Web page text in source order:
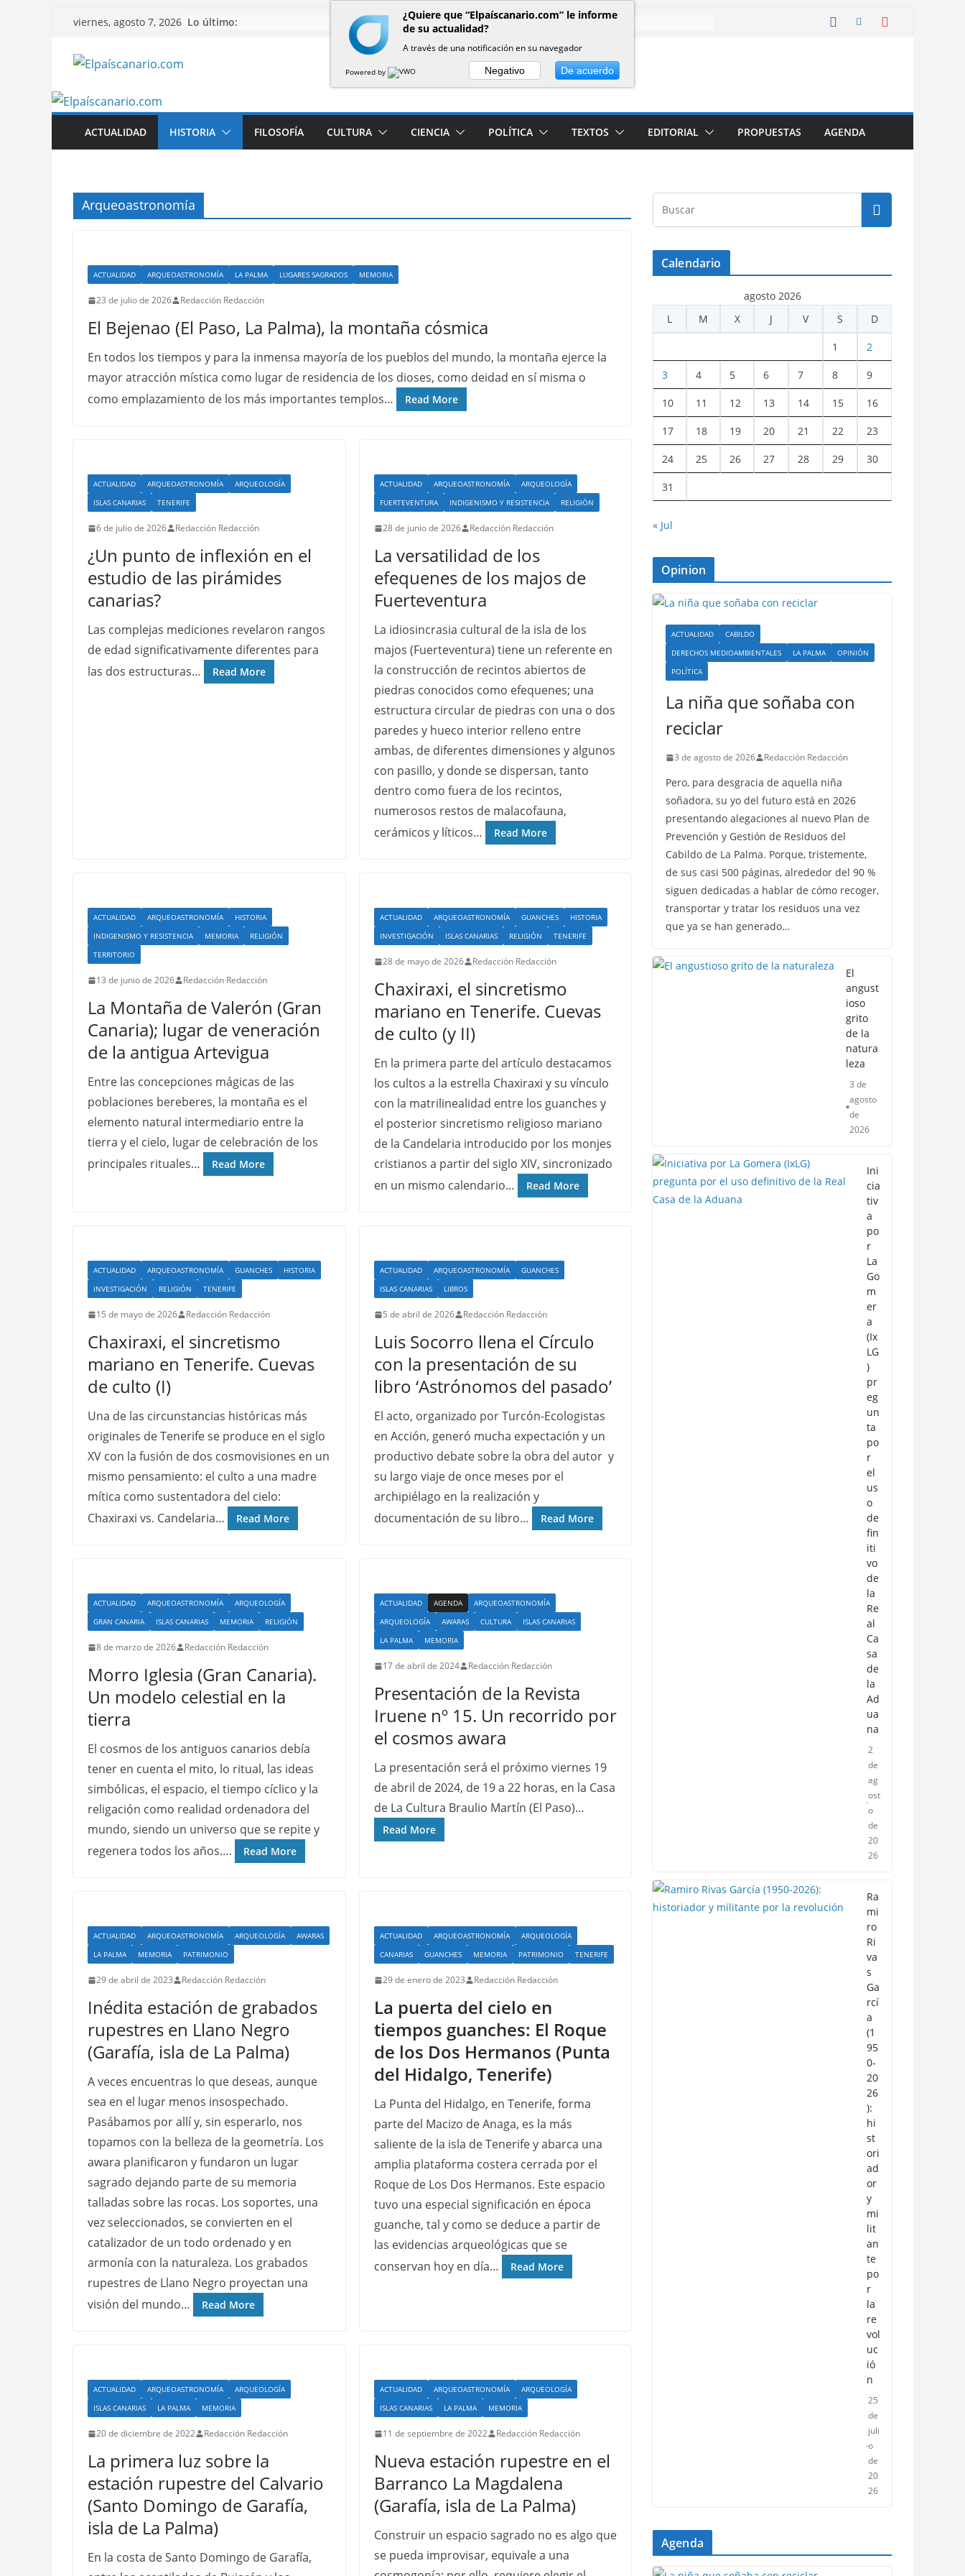
Saltar
contenido
viernes, agosto 7, 2026 Lo último:
ACTUALIDAD HISTORIA FILOSOFÍA CULTURA CIENCIA POLÍTICA TEXTOS EDITORIAL PROPUESTAS AGENDA
Arqueoastronomía
ACTUALIDAD ARQUEOASTRONOMÍA LA PALMA LUGARES SAGRADOS MEMORIA
23 de julio de 2026 Redacción Redacción
El Bejenao (El Paso, La Palma), la montaña cósmica
En todos los tiempos y para la inmensa mayoría de los pueblos del mundo, la montaña ejerce la
mayor atracción mística como lugar de residencia de los dioses, como deidad en sí misma o
como emplazamiento de los más importantes templos…
Read More
ACTUALIDAD ARQUEOASTRONOMÍA
ARQUEOLOGÍA
ISLAS CANARIAS
TENERIFE
6 de julio de 2026 Redacción Redacción
¿Un punto de inflexión en el
estudio de las pirámides
canarias?
Las complejas mediciones revelaron rangos
de edad significativamente diferentes para
las dos estructuras…
Read More
ACTUALIDAD ARQUEOASTRONOMÍA
ARQUEOLOGÍA
FUERTEVENTURA
INDIGENISMO Y RESISTENCIA RELIGIÓN
28 de junio de 2026 Redacción Redacción
La versatilidad de los
efequenes de los majos de
Fuerteventura
La idiosincrasia cultural de la isla de los
majos (Fuerteventura) tiene un referente en
la construcción de recintos abiertos de
piedras conocidos como efequenes; una
estructura circular de piedras con una o dos
paredes y hueco interior relleno entre
ambas, de diferentes dimensiones y algunos
con pasillo, y donde se dispersan, tanto
dentro como fuera de los recintos,
numerosos restos de malacofauna,
cerámicos y líticos…
Read More
ACTUALIDAD ARQUEOASTRONOMÍA
HISTORIA
INDIGENISMO Y RESISTENCIA
MEMORIA
RELIGIÓN
TERRITORIO
13 de junio de 2026 Redacción Redacción
La Montaña de Valerón (Gran
Canaria); lugar de veneración
de la antigua Artevigua
Entre las concepciones mágicas de las
poblaciones bereberes, la montaña es el
elemento natural intermediario entre la
tierra y el cielo, lugar de celebración de los
principales rituales…
Read More
ACTUALIDAD ARQUEOASTRONOMÍA GUANCHES
HISTORIA
INVESTIGACIÓN
ISLAS CANARIAS RELIGIÓN TENERIFE
28 de mayo de 2026 Redacción Redacción
Chaxiraxi, el sincretismo
mariano en Tenerife. Cuevas
de culto (y II)
En la primera parte del artículo destacamos
los cultos a la estrella Chaxiraxi y su vínculo
con la matrilinealidad entre los guanches y
el posterior sincretismo religioso mariano
de la Candelaria introducido por los monjes
cristianos a partir del siglo XIV, sincronizado
en un mismo calendario…
Read More
ACTUALIDAD ARQUEOASTRONOMÍA GUANCHES
HISTORIA
INVESTIGACIÓN
RELIGIÓN TENERIFE
15 de mayo de 2026 Redacción Redacción
Chaxiraxi, el sincretismo
mariano en Tenerife. Cuevas
de culto (I)
Una de las circunstancias históricas más
originales de Tenerife se produce en el siglo
XV con la fusión de dos cosmovisiones en un
mismo pensamiento: el culto a una madre
mítica como sustentadora del cielo:
Chaxiraxi vs. Candelaria…
Read More
ACTUALIDAD ARQUEOASTRONOMÍA
GUANCHES
ISLAS CANARIAS
LIBROS
5 de abril de 2026 Redacción Redacción
Luis Socorro llena el Círculo
con la presentación de su
libro ‘Astrónomos del pasado’
El acto, organizado por Turcón-Ecologistas
en Acción, generó mucha expectación y un
productivo debate sobre la obra del autor y
su largo viaje de once meses por el
archipiélago en la realización y
documentación de su libro…
Read More
ACTUALIDAD ARQUEOASTRONOMÍA
ARQUEOLOGÍA
GRAN CANARIA
ISLAS CANARIAS MEMORIA RELIGIÓN
8 de marzo de 2026 Redacción Redacción
Morro Iglesia (Gran Canaria).
Un modelo celestial en la
tierra
El cosmos de los antiguos canarios debía
tener en cuenta el mito, lo ritual, las ideas
simbólicas, el espacio, el tiempo cíclico y la
religación como realidad ordenadora del
mundo, siendo un universo que se repite y
regenera todos los años….
Read More
ACTUALIDAD AGENDA
ARQUEOASTRONOMÍA
ARQUEOLOGÍA
AWARAS CULTURA
ISLAS CANARIAS
LA PALMA
MEMORIA
17 de abril de 2024 Redacción Redacción
Presentación de la Revista
Iruene nº 15. Un recorrido por
el cosmos awara
La presentación será el próximo viernes 19
de abril de 2024, de 19 a 22 horas, en la Casa
de La Cultura Braulio Martín (El Paso)…
Read More
ACTUALIDAD ARQUEOASTRONOMÍA ARQUEOLOGÍA
AWARAS
LA PALMA
MEMORIA PATRIMONIO
29 de abril de 2023 Redacción Redacción
Inédita estación de grabados
rupestres en Llano Negro
(Garafía, isla de La Palma)
A veces encuentras lo que deseas, aunque
sea en el lugar menos insospechado.
Pasábamos por allí y, sin esperarlo, nos
topamos con la belleza de la geometría. Los
awara planificaron y fundaron un lugar
sagrado dejando parte de su memoria
talladas sobre las rocas. Los soportes, una
vez seleccionados, se convierten en el
catalizador de un todo ordenado y en
armonía con la naturaleza. Los grabados
rupestres de Llano Negro proyectan una
visión del mundo…
Read More
ACTUALIDAD ARQUEOASTRONOMÍA
ARQUEOLOGÍA
CANARIAS
GUANCHES MEMORIA PATRIMONIO TENERIFE
29 de enero de 2023 Redacción Redacción
La puerta del cielo en
tiempos guanches: El Roque
de los Dos Hermanos (Punta
del Hidalgo, Tenerife)
La Punta del Hidalgo, en Tenerife, forma
parte del Macizo de Anaga, es la más
saliente de la isla de Tenerife y abarca una
amplia plataforma costera cerrada por el
Roque de Los Dos Hermanos. Este espacio
tuvo una especial significación en época
guanche, tal y como se deduce a partir de
las evidencias arqueológicas que se
conservan hoy en día…
Read More
ACTUALIDAD ARQUEOASTRONOMÍA
ARQUEOLOGÍA
ISLAS CANARIAS
LA PALMA MEMORIA
20 de diciembre de 2022 Redacción Redacción
La primera luz sobre la
estación rupestre del Calvario
(Santo Domingo de Garafía,
isla de La Palma)
En la costa de Santo Domingo de Garafía,
ACTUALIDAD ARQUEOASTRONOMÍA
ARQUEOLOGÍA
ISLAS CANARIAS
LA PALMA MEMORIA
11 de septiembre de 2022 Redacción Redacción
Nueva estación rupestre en el
Barranco La Magdalena
(Garafía, isla de La Palma)
Construir un espacio sagrado no es algo que
se pueda improvisar, equivale a una
Calendario
agosto 2026
L
M X J V S D
1 2
3 4 5 6 7 8 9
10 11 12 13 14 15 16
17 18 19 20 21 22 23
24 25 26 27 28 29 30
31
« Jul
Opinion
ACTUALIDAD
CABILDO
DERECHOS MEDIOAMBIENTALES
LA PALMA
OPINIÓN
POLÍTICA
La niña que soñaba con
reciclar
3 de agosto de 2026 Redacción Redacción
Pero, para desgracia de aquella niña
soñadora, su yo del futuro está en 2026
presentando alegaciones al nuevo Plan de
Prevención y Gestión de Residuos del
Cabildo de La Palma. Porque, tristemente,
de sus casi 500 páginas, alrededor del 90 %
siguen dedicadas a hablar de cómo recoger,
transportar y tratar los residuos una vez
que ya se han generado…
El
angust
ioso
grito
de la
natura
leza
3 de
agosto
de
2026
Ini
cia
tiv
a
po
r
La
Go
m
er
a
(Ix
LG
)
pr
eg
un
ta
po
r
el
us
o
de
fin
iti
vo
de
la
Re
al
Ca
sa
de
la
Ad
ua
na
2
de
ag
ost
o
de
20
26
Ra
mi
ro
Ri
va
s
Ga
rcí
a
(1
95
0-
20
26
):
hi
st
ori
ad
or
y
mi
lit
an
te
po
r
la
re
vol
uc
ió
n
25
de
juli
o
de
20
26
Agenda
¿Quiere que “Elpaíscanario.com” le informe
de su actualidad?
A través de una notificación en su navegador
Powered by Negativo De acuerdo